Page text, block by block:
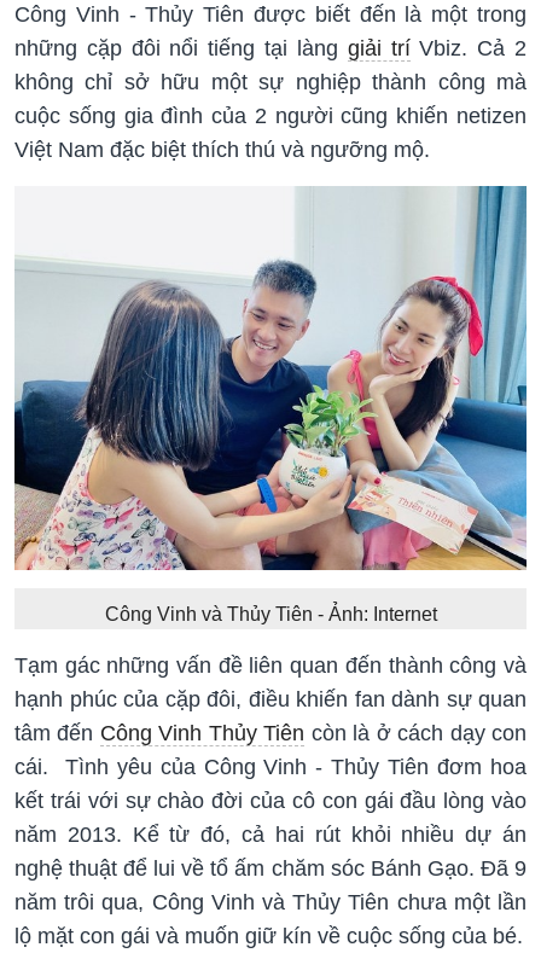
Công Vinh - Thủy Tiên được biết đến là một trong
những cặp đôi nổi tiếng tại làng giải tríVbiz. Cả 2
không chỉ sở hữu một sự nghiệp thành công mà
cuộc sống gia đình của 2 người cũng khiến netizen
Việt Nam đặc biệt thích thú và ngưỡng mộ.
Công Vinh và Thủy Tiên - Ảnh: Internet
Tạm gác những vấn đề liên quan đến thành công và
hạnh phúc của cặp đôi, điều khiến fan dành sự quan
tâm đến Công Vinh Thủy Tiên còn là ở cách dạy con
cái. Tình yêu của Công Vinh - Thủy Tiên đơm hoa
kết trái với sự chào đời của cô con gái đầu lòng vào
năm 2013. Kể từ đó, cả hai rút khỏi nhiều dự án
nghệ thuật để lui về tổ ấm chăm sóc Bánh Gạo. Đã 9
năm trôi qua, Công Vinh và Thủy Tiên chưa một lần
lộ mặt con gái và muốn giữ kín về cuộc sống của bé.